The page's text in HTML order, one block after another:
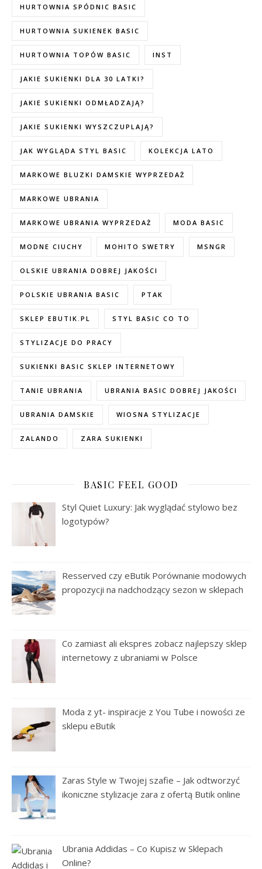
HURTOWNIA SPÓDNIC BASIC
HURTOWNIA SUKIENEK BASIC
HURTOWNIA TOPÓW BASIC INST
JAKIE SUKIENKI DLA 30 LATKI?
JAKIE SUKIENKI ODMŁADZAJĄ?
JAKIE SUKIENKI WYSZCZUPLAJĄ?
JAK WYGLĄDA STYL BASIC KOLEKCJA LATO
MARKOWE BLUZKI DAMSKIE WYPRZEDAŻ
MARKOWE UBRANIA
MARKOWE UBRANIA WYPRZEDAŻ MODA BASIC
MODNE CIUCHY MOHITO SWETRY MSNGR
OLSKIE UBRANIA DOBREJ JAKOŚCI
POLSKIE UBRANIA BASIC PTAK
SKLEP EBUTIK.PL STYL BASIC CO TO
STYLIZACJE DO PRACY
SUKIENKI BASIC SKLEP INTERNETOWY
TANIE UBRANIA UBRANIA BASIC DOBREJ JAKOŚCI
UBRANIA DAMSKIE WIOSNA STYLIZACJE
ZALANDO ZARA SUKIENKI
BASIC FEEL GOOD
Styl Quiet Luxury: Jak wyglądać stylowo bez
logotypów?
Resserved czy eButik Porównanie modowych
propozycji na nadchodzący sezon w sklepach
Co zamiast ali ekspres zobacz najlepszy sklep
internetowy z ubraniami w Polsce
Moda z yt- inspiracje z You Tube i nowości ze
sklepu eButik
Zaras Style w Twojej szafie – Jak odtworzyć
ikoniczne stylizacje zara z ofertą Butik online
Ubrania Addidas – Co Kupisz w Sklepach
Online?